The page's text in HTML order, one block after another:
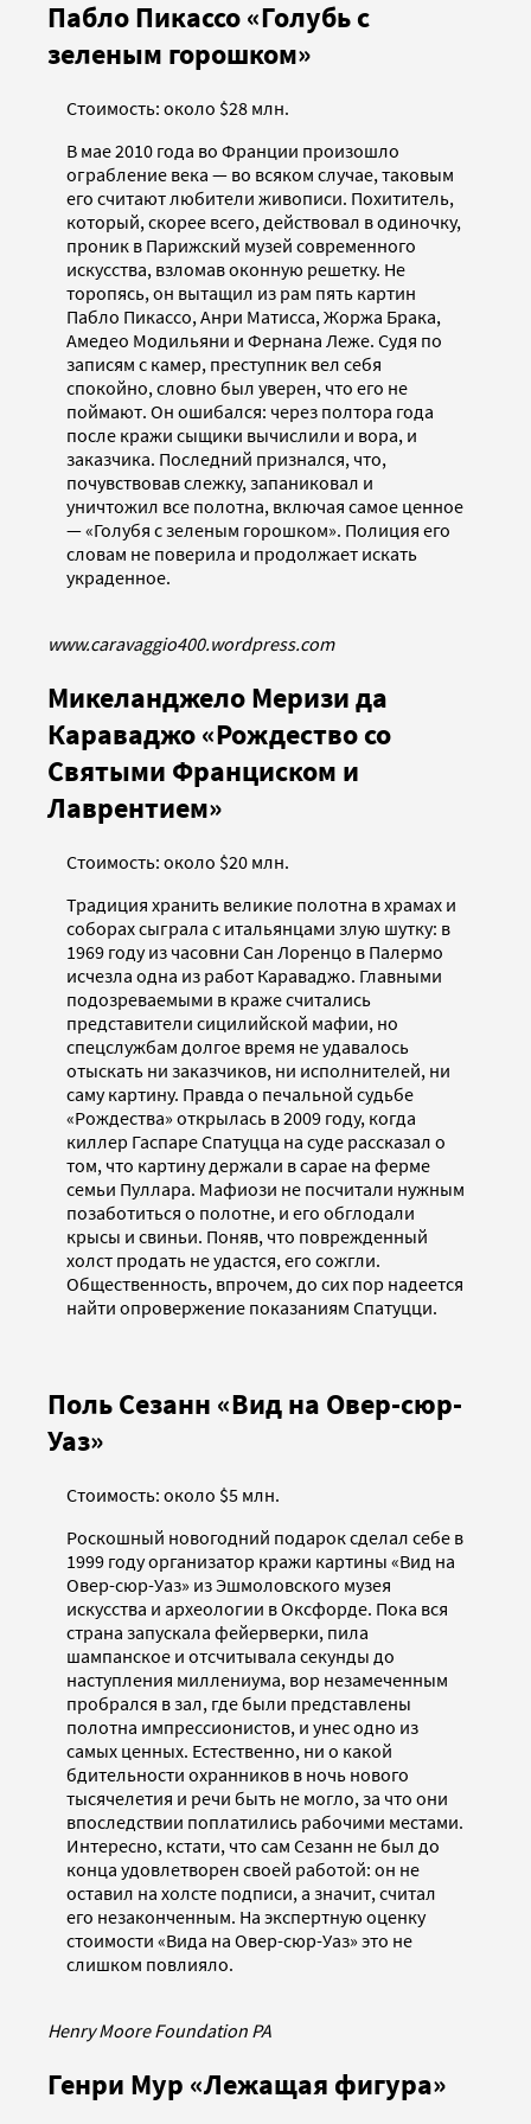
Пабло Пикассо «Голубь с
зеленым горошком»
Стоимость: около $28 млн.
В мае 2010 года во Франции произошло
ограбление века — во всяком случае, таковым
его считают любители живописи. Похититель,
который, скорее всего, действовал в одиночку,
проник в Парижский музей современного
искусства, взломав оконную решетку. Не
торопясь, он вытащил из рам пять картин
Пабло Пикассо, Анри Матисса, Жоржа Брака,
Амедео Модильяни и Фернана Леже. Судя по
записям с камер, преступник вел себя
спокойно, словно был уверен, что его не
поймают. Он ошибался: через полтора года
после кражи сыщики вычислили и вора, и
заказчика. Последний признался, что,
почувствовав слежку, запаниковал и
уничтожил все полотна, включая самое ценное
— «Голубя с зеленым горошком». Полиция его
словам не поверила и продолжает искать
украденное.
www.caravaggio400.wordpress.com
Микеланджело Меризи да
Караваджо «Рождество со
Святыми Франциском и
Лаврентием»
Стоимость: около $20 млн.
Традиция хранить великие полотна в храмах и
соборах сыграла с итальянцами злую шутку: в
1969 году из часовни Сан Лоренцо в Палермо
исчезла одна из работ Караваджо. Главными
подозреваемыми в краже считались
представители сицилийской мафии, но
спецслужбам долгое время не удавалось
отыскать ни заказчиков, ни исполнителей, ни
саму картину. Правда о печальной судьбе
«Рождества» открылась в 2009 году, когда
киллер Гаспаре Спатуцца на суде рассказал о
том, что картину держали в сарае на ферме
семьи Пуллара. Мафиози не посчитали нужным
позаботиться о полотне, и его обглодали
крысы и свиньи. Поняв, что поврежденный
холст продать не удастся, его сожгли.
Общественность, впрочем, до сих пор надеется
найти опровержение показаниям Спатуцци.
Поль Сезанн «Вид на Овер-сюр-
Уаз»
Стоимость: около $5 млн.
Роскошный новогодний подарок сделал себе в
1999 году организатор кражи картины «Вид на
Овер-сюр-Уаз» из Эшмоловского музея
искусства и археологии в Оксфорде. Пока вся
страна запускала фейерверки, пила
шампанское и отсчитывала секунды до
наступления миллениума, вор незамеченным
пробрался в зал, где были представлены
полотна импрессионистов, и унес одно из
самых ценных. Естественно, ни о какой
бдительности охранников в ночь нового
тысячелетия и речи быть не могло, за что они
впоследствии поплатились рабочими местами.
Интересно, кстати, что сам Сезанн не был до
конца удовлетворен своей работой: он не
оставил на холсте подписи, а значит, считал
его незаконченным. На экспертную оценку
стоимоcти «Вида на Овер-сюр-Уаз» это не
слишком повлияло.
Henry Moore Foundation PA
Генри Мур «Лежащая фигура»